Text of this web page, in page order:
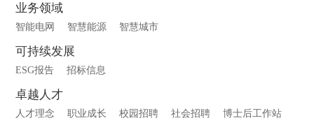
业务领域
智能电网 智慧能源 智慧城市
可持续发展
ESG报告 招标信息
卓越人才
人才理念 职业成长 校园招聘 社会招聘
博士后工作站